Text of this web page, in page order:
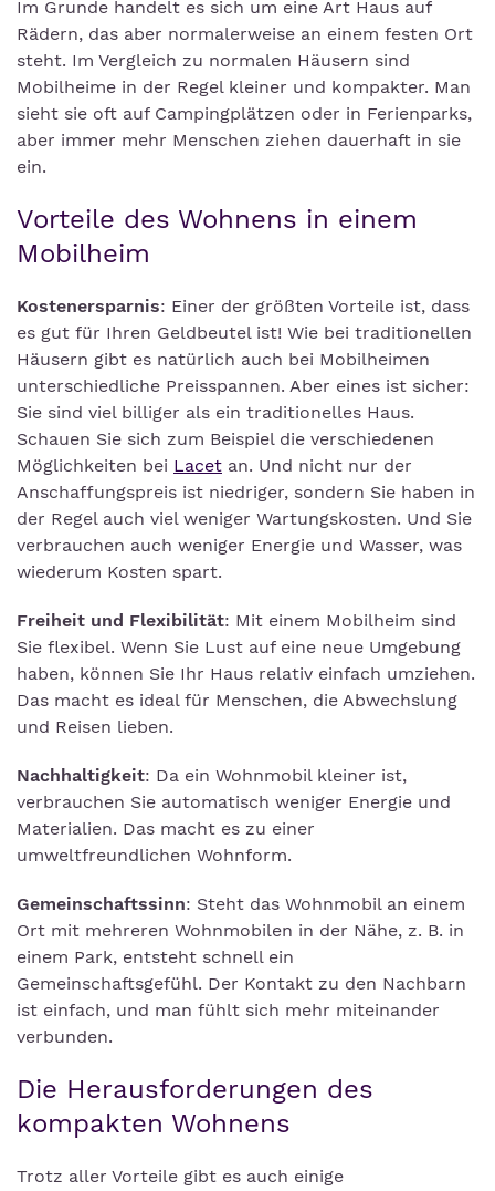
Im Grunde handelt es sich um eine Art Haus auf
Rädern, das aber normalerweise an einem festen Ort
steht. Im Vergleich zu normalen Häusern sind
Mobilheime in der Regel kleiner und kompakter. Man
sieht sie oft auf Campingplätzen oder in Ferienparks,
aber immer mehr Menschen ziehen dauerhaft in sie
ein.
Vorteile des Wohnens in einem
Mobilheim
Kostenersparnis: Einer der größten Vorteile ist, dass
es gut für Ihren Geldbeutel ist! Wie bei traditionellen
Häusern gibt es natürlich auch bei Mobilheimen
unterschiedliche Preisspannen. Aber eines ist sicher:
Sie sind viel billiger als ein traditionelles Haus.
Schauen Sie sich zum Beispiel die verschiedenen
Möglichkeiten bei Lacet an. Und nicht nur der
Anschaffungspreis ist niedriger, sondern Sie haben in
der Regel auch viel weniger Wartungskosten. Und Sie
verbrauchen auch weniger Energie und Wasser, was
wiederum Kosten spart.
Freiheit und Flexibilität: Mit einem Mobilheim sind
Sie flexibel. Wenn Sie Lust auf eine neue Umgebung
haben, können Sie Ihr Haus relativ einfach umziehen.
Das macht es ideal für Menschen, die Abwechslung
und Reisen lieben.
Nachhaltigkeit: Da ein Wohnmobil kleiner ist,
verbrauchen Sie automatisch weniger Energie und
Materialien. Das macht es zu einer
umweltfreundlichen Wohnform.
Gemeinschaftssinn: Steht das Wohnmobil an einem
Ort mit mehreren Wohnmobilen in der Nähe, z. B. in
einem Park, entsteht schnell ein
Gemeinschaftsgefühl. Der Kontakt zu den Nachbarn
ist einfach, und man fühlt sich mehr miteinander
verbunden.
Die Herausforderungen des
kompakten Wohnens
Trotz aller Vorteile gibt es auch einige